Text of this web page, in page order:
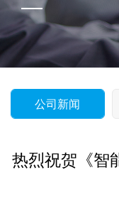
公司新闻
热烈祝贺《智